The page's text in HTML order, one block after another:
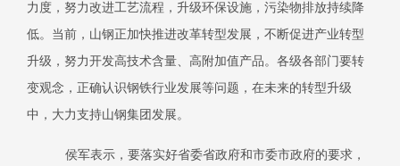
力度，努力改进工艺流程，升级环保设施，污染物排放持续降
低。当前，山钢正加快推进改革转型发展，不断促进产业转型
升级，努力开发高技术含量、高附加值产品。各级各部门要转
变观念，正确认识钢铁行业发展等问题，在未来的转型升级
中，大力支持山钢集团发展。
侯军表示，要落实好省委省政府和市委市政府的要求，